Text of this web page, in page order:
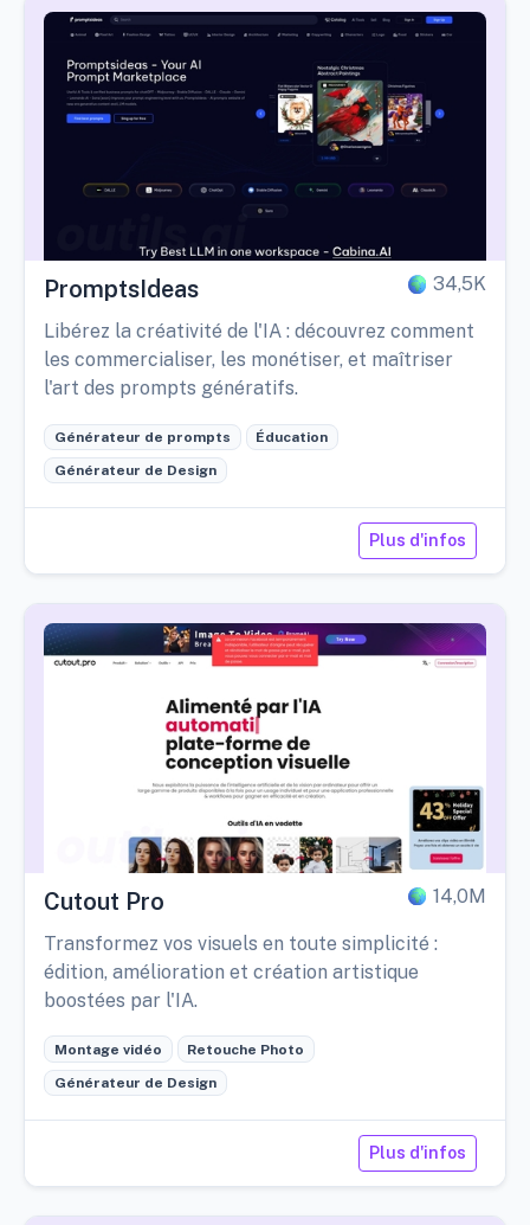
PromptsIdeas 34,5K
Libérez la créativité de l'IA : découvrez comment
les commercialiser, les monétiser, et maîtriser
l'art des prompts génératifs.
Générateur de prompts Éducation
Générateur de Design
Plus d'infos
Cutout Pro 14,0M
Transformez vos visuels en toute simplicité :
édition, amélioration et création artistique
boostées par l'IA.
Montage vidéo Retouche Photo
Générateur de Design
Plus d'infos